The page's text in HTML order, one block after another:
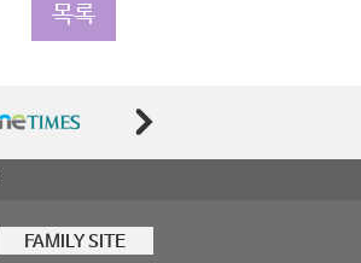
목록
FAMILY SITE